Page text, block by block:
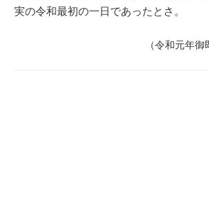
実の令和最初の一日であったとさ。
（令和元年